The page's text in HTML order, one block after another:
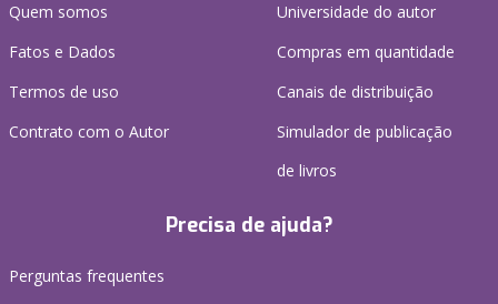
Quem somos
Fatos e Dados
Termos de uso
Contrato com o Autor
Universidade do autor
Compras em quantidade
Canais de distribuição
Simulador de publicação
de livros
Precisa de ajuda?
Perguntas frequentes